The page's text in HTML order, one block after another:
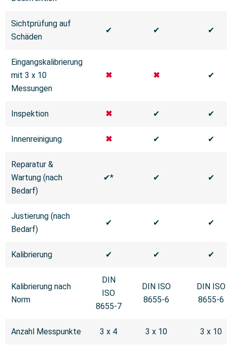
Sichtprüfung auf
Schäden
✔ ✔ ✔
Eingangskalibrierung
mit 3 x 10
Messungen
✖ ✖ ✔
Inspektion ✖ ✔ ✔
Innenreinigung ✖ ✔ ✔
Reparatur &
Wartung (nach
Bedarf)
✔* ✔ ✔
Justierung (nach
Bedarf)
✔ ✔ ✔
Kalibrierung ✔ ✔ ✔
Kalibrierung nach
Norm
DIN
ISO
8655-7
DIN ISO
8655-6
DIN ISO
8655-6
Anzahl Messpunkte 3 x 4 3 x 10 3 x 10